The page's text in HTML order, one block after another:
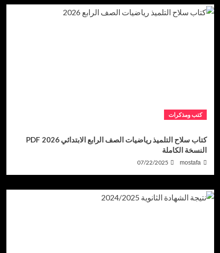
كتب ومذكرات
كتاب سلاح التلميذ رياضيات الصف الرابع الابتدائي 2026 PDF
النسخة الكاملة
mostafa
07/22/2025